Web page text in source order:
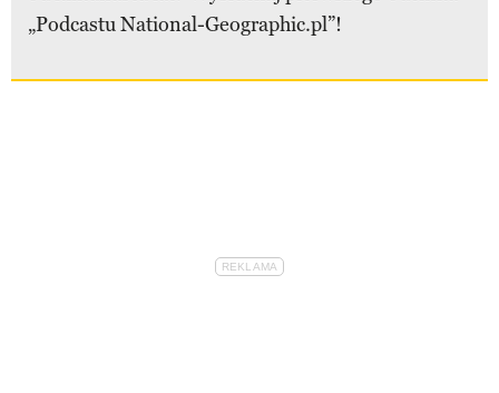
„Podcastu National-Geographic.pl”!